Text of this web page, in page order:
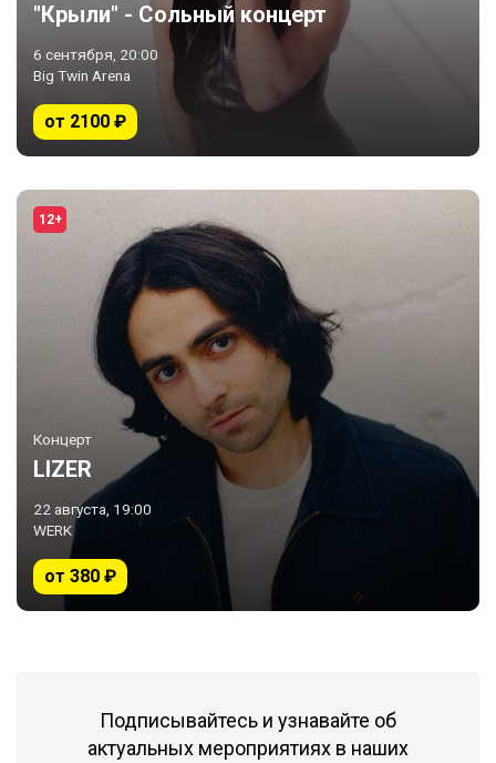
"Крыли" - Сольный концерт
6 сентября, 20:00
Big Twin Arena
от 2100 ₽
12+
Концерт
LIZER
22 августа, 19:00
WERK
от 380 ₽
Подписывайтесь и узнавайте об
актуальных мероприятиях в наших